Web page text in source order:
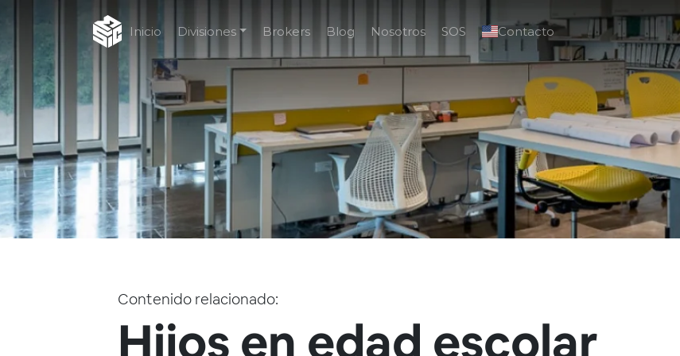
Inicio Divisiones Brokers Blog Nosotros SOS Contacto
Contenido relacionado:
Hijos en edad escolar